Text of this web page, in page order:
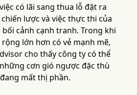
có lãi sang thua lỗ đặt ra
lược và việc thực thi của
cảnh cạnh tranh. Trong khi
lớn hơn có vẻ mạnh mẽ,
cho thấy công ty có thể
cơn gió ngược đặc thù
mất thị phần.